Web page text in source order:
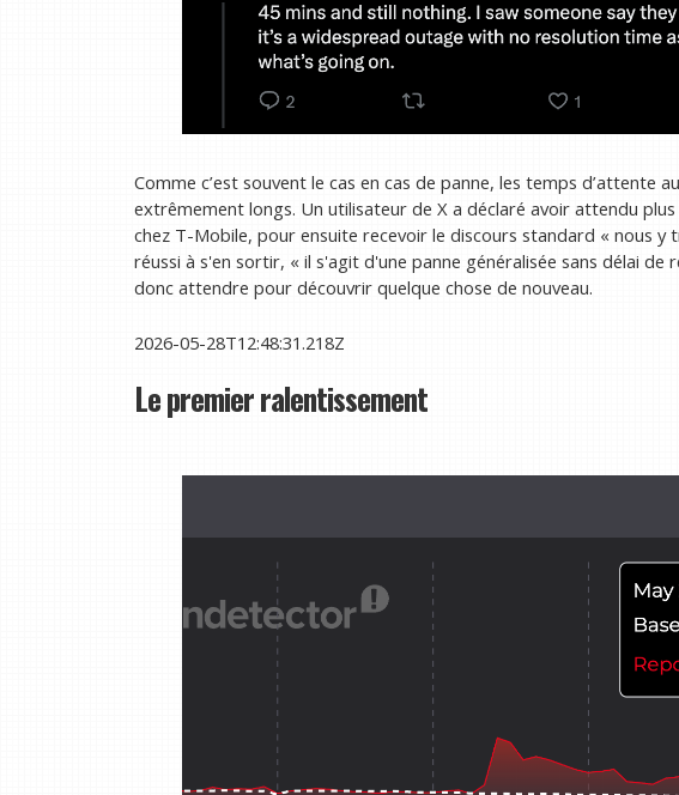
Comme c’est souvent le cas en cas de panne, les temps d’attente
extrêmement longs. Un utilisateur de X a déclaré avoir attendu
chez T-Mobile, pour ensuite recevoir le discours standard « nous y
réussi à s'en sortir, « il s'agit d'une panne généralisée sans délai
donc attendre pour découvrir quelque chose de nouveau.
2026-05-28T12:48:31.218Z
Le premier ralentissement